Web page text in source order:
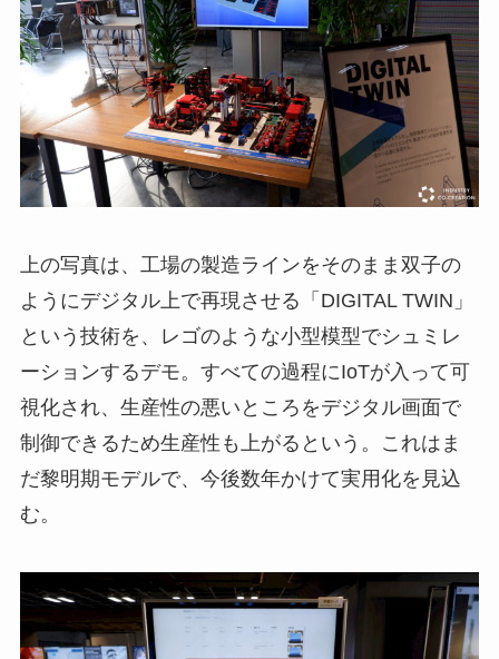
上の写真は、工場の製造ラインをそのまま双子の
ようにデジタル上で再現させる「DIGITAL TWIN」
という技術を、レゴのような小型模型でシュミレ
ーションするデモ。すべての過程にIoTが入って可
視化され、生産性の悪いところをデジタル画面で
制御できるため生産性も上がるという。これはま
だ黎明期モデルで、今後数年かけて実用化を見込
む。